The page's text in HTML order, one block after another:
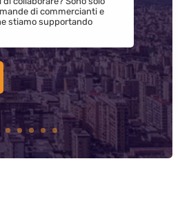
di commercianti e
stiamo supportando